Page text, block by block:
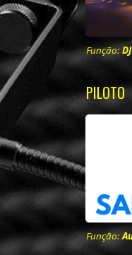
Função: DJ
PILOTO
Função: